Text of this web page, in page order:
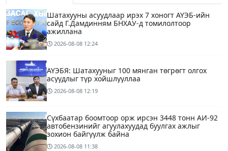
Шатахууны асуудлаар ирэх 7 хоногт АҮЭБ-ийн
сайд Г.Дамдинням БНХАУ-д томилолтоор
ажиллана
2026-08-08 12:24
АҮЭБЯ: Шатахууныг 100 мянган төгрөгт олгох
асуудлыг түр хойшлууллаа
2026-08-08 12:19
Сүхбаатар боомтоор орж ирсэн 3448 тонн АИ-92
автобензинийг агуулахуудад буулгах ажлыг
зохион байгуулж байна
2026-08-08 11:38